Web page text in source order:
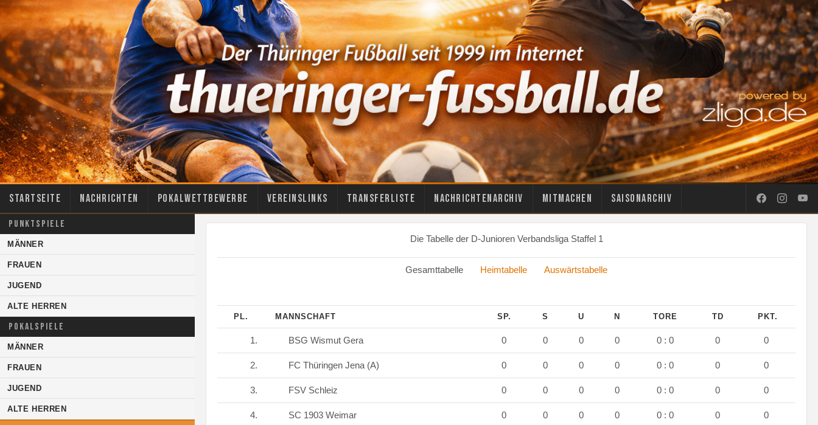
Startseite Nachrichten Pokalwettbewerbe Vereinslinks Transferliste Nachrichtenarchiv Mitmachen Saisonarchiv
PUNKTSPIELE
MÄNNER
FRAUEN
JUGEND
ALTE HERREN
POKALSPIELE
MÄNNER
FRAUEN
JUGEND
ALTE HERREN
Die Tabelle der D-Junioren Verbandsliga Staffel 1
Gesamttabelle Heimtabelle Auswärtstabelle
PL. MANNSCHAFT SP. S U N TORE TD PKT.
1. BSG Wismut Gera 0 0 0 0 0 : 0 0 0
2. FC Thüringen Jena (A) 0 0 0 0 0 : 0 0 0
3. FSV Schleiz 0 0 0 0 0 : 0 0 0
4. SC 1903 Weimar 0 0 0 0 0 : 0 0 0